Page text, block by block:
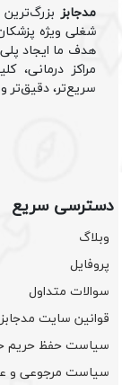
مدجابزبزرگ‌ترین
شغلی ویژه
هدف ما ایجاد
مراکز درمانی،
سریع‌تر، دقیق‌تر
دسترسی سریع
وبلاگ
پروفایل
سوالات متداول
قوانین سایت مدجابز
سیاست حفظ
سیاست مرجوعی و